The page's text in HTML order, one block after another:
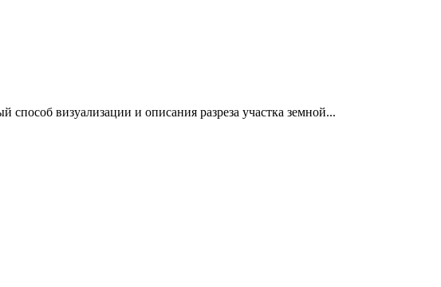
визуализации и описания разреза участка земной...